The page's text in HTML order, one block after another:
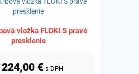
vložka FLOKI S pravé
presklenie
224,00 € s DPH